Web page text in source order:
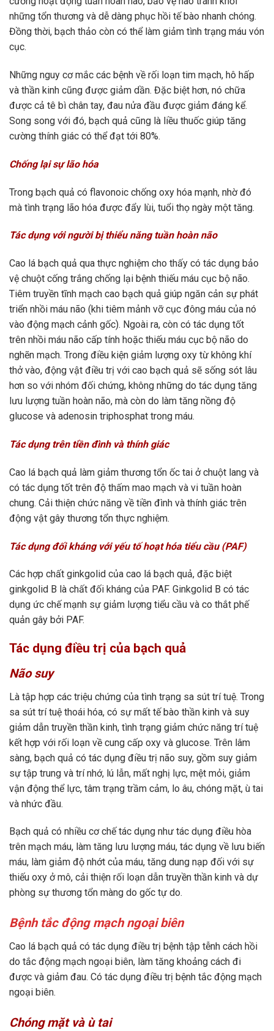
những tổn thương và dễ dàng phục hồi tế bào nhanh chóng.
Đồng thời, bạch thảo còn có thể làm giảm tình trạng máu vón
cục.
Những nguy cơ mắc các bệnh về rối loạn tim mạch, hô hấp
và thần kinh cũng được giảm dần. Đặc biệt hơn, nó chữa
được cả tê bì chân tay, đau nửa đầu được giảm đáng kể.
Song song với đó, bạch quả cũng là liều thuốc giúp tăng
cường thính giác có thể đạt tới 80%.
Chống lại sự lão hóa
Trong bạch quả có flavonoic chống oxy hóa mạnh, nhờ đó
mà tình trạng lão hóa được đẩy lùi, tuổi thọ ngày một tăng.
Tác dụng với người bị thiểu năng tuần hoàn não
Cao lá bạch quả qua thực nghiệm cho thấy có tác dụng bảo
vệ chuột cống trắng chống lại bệnh thiếu máu cục bộ não.
Tiêm truyền tĩnh mạch cao bạch quả giúp ngăn cản sự phát
triển nhồi máu não (khi tiêm mảnh vỡ cục đông máu của nó
vào động mạch cảnh gốc). Ngoài ra, còn có tác dụng tốt
trên nhồi máu não cấp tính hoặc thiếu máu cục bộ não do
nghẽn mạch. Trong điều kiện giảm lượng oxy từ không khí
thở vào, động vật điều trị với cao bạch quả sẽ sống sót lâu
hơn so với nhóm đối chứng, không những do tác dụng tăng
lưu lượng tuần hoàn não, mà còn do làm tăng nồng độ
glucose và adenosin triphosphat trong máu.
Tác dụng trên tiền đình và thính giác
Cao lá bạch quả làm giảm thương tổn ốc tai ở chuột lang và
có tác dụng tốt trên độ thấm mao mạch và vi tuần hoàn
chung. Cải thiện chức năng về tiền đình và thính giác trên
động vật gây thương tổn thực nghiệm.
Tác dụng đối kháng với yếu tố hoạt hóa tiểu cầu (PAF)
Các hợp chất ginkgolid của cao lá bạch quả, đặc biệt
ginkgolid B là chất đối kháng của PAF. Ginkgolid B có tác
dụng ức chế mạnh sự giảm lượng tiểu cầu và co thắt phế
quản gây bởi PAF.
Tác dụng điều trị của bạch quả
Não suy
Là tập hợp các triệu chứng của tình trạng sa sút trí tuệ. Trong
sa sút trí tuệ thoái hóa, có sự mất tế bào thần kinh và suy
giảm dẫn truyền thần kinh, tình trạng giảm chức năng trí tuệ
kết hợp với rối loạn về cung cấp oxy và glucose. Trên lâm
sàng, bạch quả có tác dụng điều trị não suy, gồm suy giảm
sự tập trung và trí nhớ, lú lẫn, mất nghị lực, mệt mỏi, giảm
vận động thể lực, tâm trạng trầm cảm, lo âu, chóng mặt, ù tai
và nhức đầu.
Bạch quả có nhiều cơ chế tác dụng như tác dụng điều hòa
trên mạch máu, làm tăng lưu lượng máu, tác dụng về lưu biến
máu, làm giảm độ nhớt của máu, tăng dung nạp đối với sự
thiếu oxy ở mô, cải thiện rối loạn dẫn truyền thần kinh và dự
phòng sự thương tổn màng do gốc tự do.
Bệnh tắc động mạch ngoại biên
Cao lá bạch quả có tác dụng điều trị bệnh tập tễnh cách hồi
do tắc động mạch ngoại biên, làm tăng khoảng cách đi
được và giảm đau. Có tác dụng điều trị bệnh tắc động mạch
ngoại biên.
Chóng mặt và ù tai